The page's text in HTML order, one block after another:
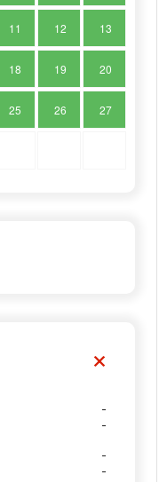
11 12 13
18 19 20
25 26 27